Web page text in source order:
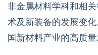
非金属材料学科和相
术及新装备的发展变
国新材料产业的高质